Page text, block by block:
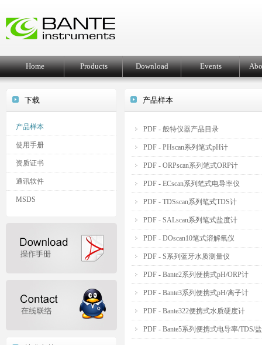
Home Products Download Events
下载
产品样本
使用手册
资质证书
通讯软件
MSDS
产品样本
PDF - 般特仪器产品目录
PDF - PHscan系列笔式pH计
PDF - ORPscan系列笔式ORP计
PDF - ECscan系列笔式电导率仪
PDF - TDSscan系列笔式TDS计
PDF - SALscan系列笔式盐度计
PDF - DOscan10笔式溶解氧仪
PDF - S系列蓝牙水质测量仪
PDF - Bante2系列便携式pH/ORP计
PDF - Bante3系列便携式pH/离子计
PDF - Bante322便携式水质硬度计
PDF - Bante5系列便携式电导率/TDS/